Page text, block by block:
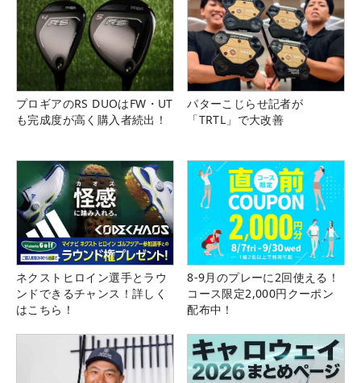
プロギアのRS DUOはFW・UT
も完成度が高く購入者続出！
パターこじらせ記者が
「TRTL」で大改善
ネクストヒロイン選手とラウ
ンドできるチャンス！詳しく
はこちら！
8-9月のプレーに2回使える！
コース限定2,000円クーポン
配布中！